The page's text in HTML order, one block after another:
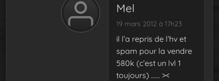
Mel
19 mars 2012 à 17h23
il l’a repris de l’hv et
spam pour la vendre
580k (c’est un lvl 1
toujours) …… ><